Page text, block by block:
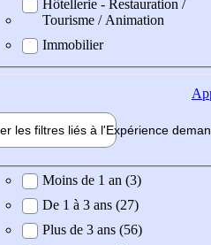
Hôtellerie - Restauration /
Tourisme / Animation
Immobilier
les filtres liés à l'Expérience
demandée
Moins de 1 an (3)
De 1 à 3 ans (27)
Plus de 3 ans (56)